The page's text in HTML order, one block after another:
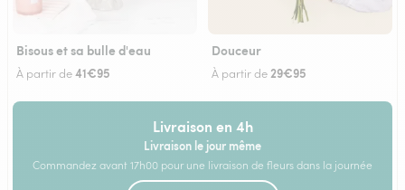
Bisous et sa bulle d'eau
À partir de41€95
Douceur
À partir de29€95
Livraison en 4h
Livraison le jour même
Commandez avant 17h00 pour une livraison de fleurs dans la journée